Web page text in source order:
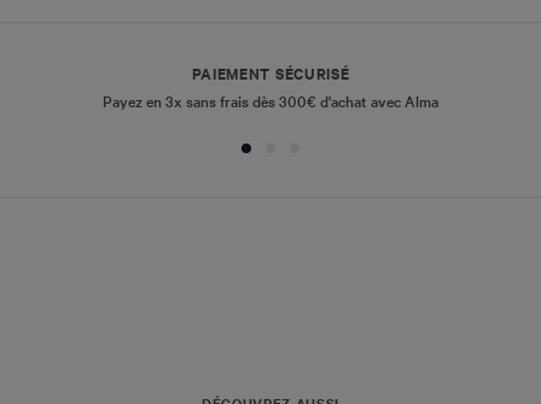
PAIEMENT SÉCURISÉ
Payez en 3x sans frais dès 300€ d'achat avec Alma